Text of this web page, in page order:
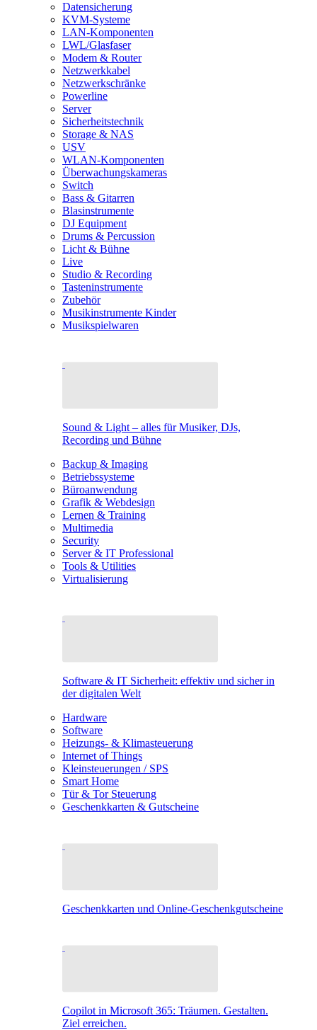
Datensicherung
KVM-Systeme
LAN-Komponenten
LWL/Glasfaser
Modem & Router
Netzwerkkabel
Netzwerkschränke
Powerline
Server
Sicherheitstechnik
Storage & NAS
USV
WLAN-Komponenten
Überwachungskameras
Switch
Bass & Gitarren
Blasinstrumente
DJ Equipment
Drums & Percussion
Licht & Bühne
Live
Studio & Recording
Tasteninstrumente
Zubehör
Musikinstrumente Kinder
Musikspielwaren
Sound & Light – alles für Musiker, DJs,
Recording und Bühne
Backup & Imaging
Betriebssysteme
Büroanwendung
Grafik & Webdesign
Lernen & Training
Multimedia
Security
Server & IT Professional
Tools & Utilities
Virtualisierung
Software & IT Sicherheit: effektiv und sicher in
der digitalen Welt
Hardware
Software
Heizungs- & Klimasteuerung
Internet of Things
Kleinsteuerungen / SPS
Smart Home
Tür & Tor Steuerung
Geschenkkarten & Gutscheine
Geschenkkarten und Online-Geschenkgutscheine
Copilot in Microsoft 365: Träumen. Gestalten.
Ziel erreichen.